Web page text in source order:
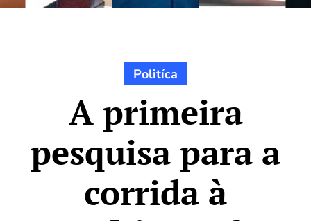
Politíca
A primeira
pesquisa para a
corrida à